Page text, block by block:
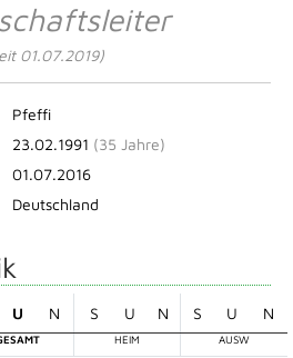
01.07.2019)
Pfeffi
23.02.1991 (35 Jahre)
01.07.2016
Deutschland
U N S U N S U N
HEIM AUSW